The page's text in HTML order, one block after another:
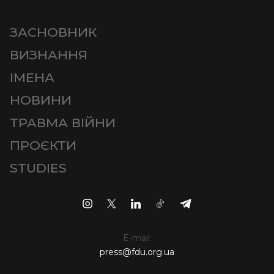
ЗАСНОВНИК
ВИЗНАННЯ
ІМЕНА
НОВИНИ
ТРАВМА ВІЙНИ
ПРОЄКТИ
STUDIES
E-mail:
press@fdu.org.ua